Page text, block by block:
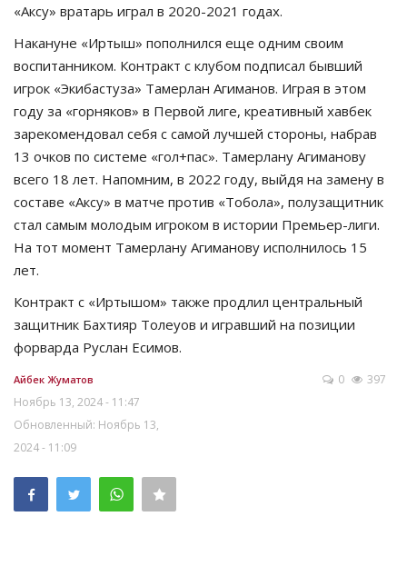
«Аксу» вратарь играл в 2020-2021 годах.
Накануне «Иртыш» пополнился еще одним своим
воспитанником. Контракт с клубом подписал бывший
игрок «Экибастуза» Тамерлан Агиманов. Играя в этом
году за «горняков» в Первой лиге, креативный хавбек
зарекомендовал себя с самой лучшей стороны, набрав
13 очков по системе «гол+пас». Тамерлану Агиманову
всего 18 лет. Напомним, в 2022 году, выйдя на замену в
составе «Аксу» в матче против «Тобола», полузащитник
стал самым молодым игроком в истории Премьер-лиги.
На тот момент Тамерлану Агиманову исполнилось 15
лет.
Контракт с «Иртышом» также продлил центральный
защитник Бахтияр Толеуов и игравший на позиции
форварда Руслан Есимов.
Айбек Жуматов
Ноябрь 13, 2024 - 11:47
Обновленный: Ноябрь 13,
2024 - 11:09
0 397